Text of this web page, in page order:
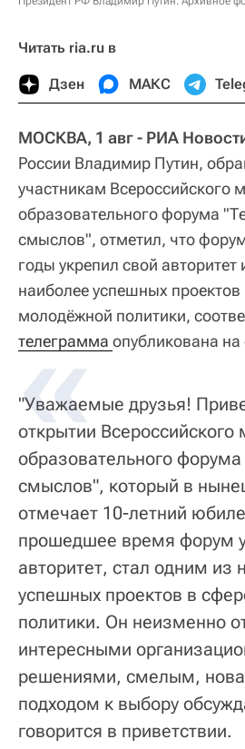
Читать ria.ru в
Дзен МАКС
МОСКВА, 1 авг - РИА
России Владимир Путин,
участникам Всероссийского
образовательного форума
смыслов", отметил, что
годы укрепил свой авторитет
наиболее успешных проектов
молодёжной политики,
телеграмма опубликована
«
"Уважаемые друзья!
открытии
образовательного
смыслов", который в
отмечает 10-летний
прошедшее время форум
авторитет, стал одним из
успешных проектов в
политики. Он неизменно
интересными
решениями, смелым,
подходом к выбору
говорится в приветствии.